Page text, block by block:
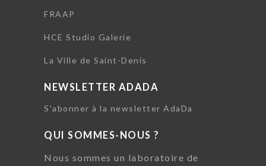
FRAAP
HCE Studio Galerie
La Ville de Saint-Denis
NEWSLETTER ADADA
S'abonner à la newsletter AdaDa
QUI SOMMES-NOUS ?
Nous sommes un laboratoire de